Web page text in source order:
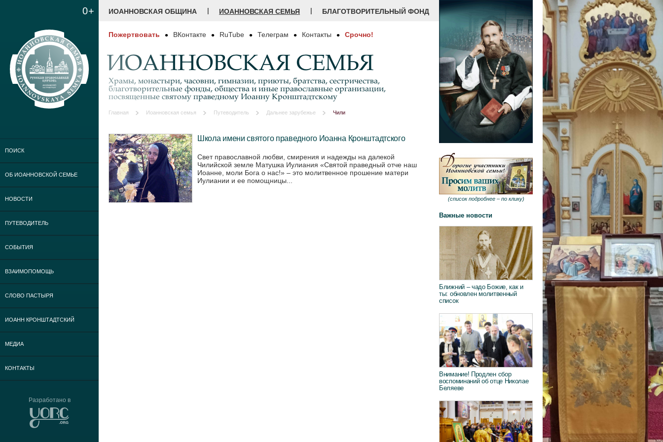
0+
ПОИСК
ОБ ИОАННОВСКОЙ СЕМЬЕ
НОВОСТИ
ПУТЕВОДИТЕЛЬ
СОБЫТИЯ
ВЗАИМОПОМОЩЬ
СЛОВО ПАСТЫРЯ
ИОАНН КРОНШТАДТСКИЙ
МЕДИА
КОНТАКТЫ
Разработано в
ИОАННОВСКАЯ ОБЩИНА | ИОАННОВСКАЯ СЕМЬЯ | БЛАГОТВОРИТЕЛЬНЫЙ ФОНД
Пожертвовать ВКонтакте RuTube Телеграм Контакты Срочно!
ИОАННОВСКАЯ СЕМЬЯ
Храмы, монастыри, часовни, гимназии, приюты, братства, сестричества,
благотворительные фонды, общества и иные православные организации,
посвященные святому праведному Иоанну Кронштадтскому
Главная Иоанновская семья Путеводитель Дальнее зарубежье Чили
Школа имени святого праведного Иоанна Кронштадтского
Свет православной любви, смирения и надежды на далекой
Чилийской земле Матушка Иулиания «Святой праведный отче наш
Иоанне, моли Бога о нас!» – это молитвенное прошение матери
Иулиании и ее помощницы...
(список подробнее – по клику)
Важные новости
Ближний – чадо Божие, как и
ты: обновлен молитвенный
список
Внимание! Продлен сбор
воспоминаний об отце Николае
Беляеве